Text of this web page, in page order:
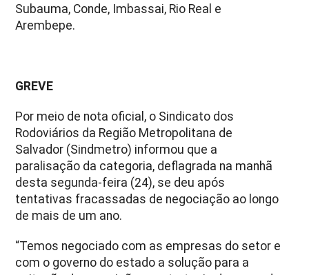
Subauma, Conde, Imbassai, Rio Real e
Arembepe.
GREVE
Por meio de nota oficial, o Sindicato dos
Rodoviários da Região Metropolitana de
Salvador (Sindmetro) informou que a
paralisação da categoria, deflagrada na manhã
desta segunda-feira (24), se deu após
tentativas fracassadas de negociação ao longo
de mais de um ano.
“Temos negociado com as empresas do setor e
com o governo do estado a solução para a